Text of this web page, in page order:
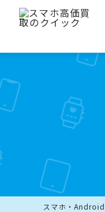
スマホ・